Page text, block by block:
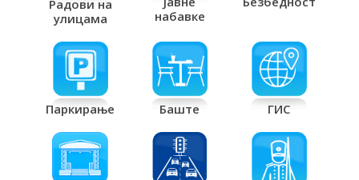
Радови на
улицама
набавке
Паркирање Баште ГИС